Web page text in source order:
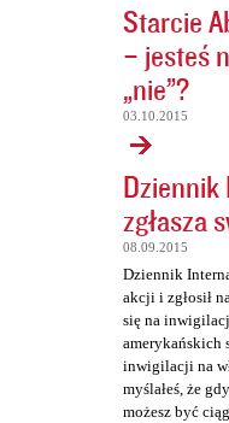
Starcie
– jesteś
„nie”?
03.10.2015
zgłasza
08.09.2015
Dziennik
akcji i zgłosił
się na
amerykańskich
inwigilacji na
myślałeś, że
możesz być